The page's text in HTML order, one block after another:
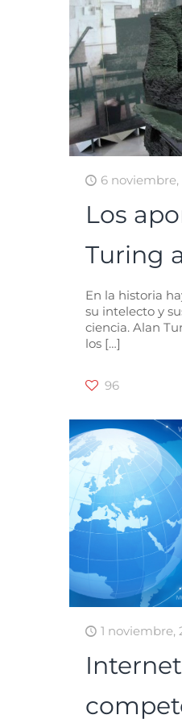
6 noviembre,
Los
Turing
En la historia
su intelecto y
ciencia. Alan
los[…]
96
1 noviembre,